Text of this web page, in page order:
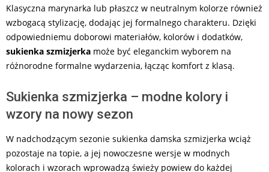
Klasyczna marynarka lub płaszcz w neutralnym kolorze również
wzbogacą stylizację, dodając jej formalnego charakteru. Dzięki
odpowiedniemu doborowi materiałów, kolorów i dodatków,
sukienka szmizjerka może być eleganckim wyborem na
różnorodne formalne wydarzenia, łącząc komfort z klasą.
Sukienka szmizjerka – modne kolory i
wzory na nowy sezon
W nadchodzącym sezonie sukienka damska szmizjerka wciąż
pozostaje na topie, a jej nowoczesne wersje w modnych
kolorach i wzorach wprowadzą świeży powiew do każdej